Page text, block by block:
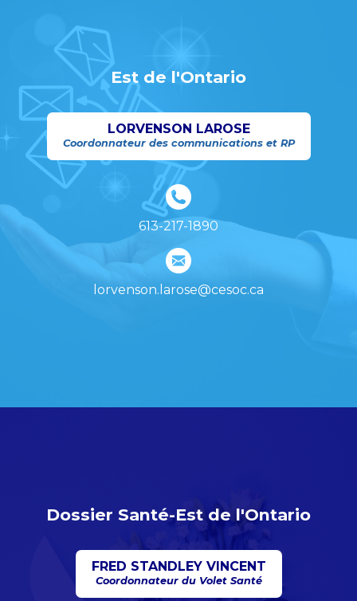
Est de l'Ontario
LORVENSON LAROSE
Coordonnateur des communications et RP
613-217-1890
lorvenson.larose@cesoc.ca
Dossier Santé-Est de l'Ontario
FRED STANDLEY VINCENT
Coordonnateur du Volet Santé